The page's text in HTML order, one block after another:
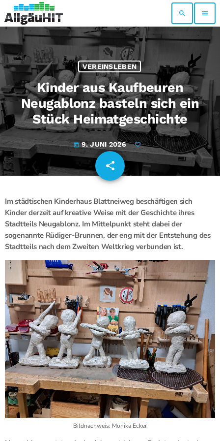
search menu
VEREINSLEBEN
Kinder aus Kaufbeuren
Neugablonz basteln sich ein
Stück Heimatgeschichte
today 9. JUNI 2026
share
email
Im städtischen Kinderhaus Blattneiweg beschäftigen sich
Kinder derzeit auf kreative Weise mit der Geschichte ihres
Stadtteils Neugablonz. Im Mittelpunkt steht dabei der
sogenannte Rüdiger-Brunnen, der eng mit der Entstehung des
Stadtteils nach dem Zweiten Weltkrieg verbunden ist.
Bildnachweis: Monika Ecker